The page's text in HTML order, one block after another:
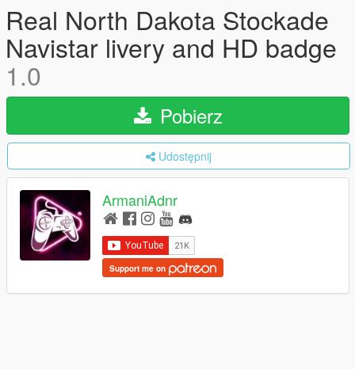
Real North Dakota Stockade
Navistar livery and HD badge
1.0
Pobierz
Udostępnij
ArmaniAdnr
Support me on